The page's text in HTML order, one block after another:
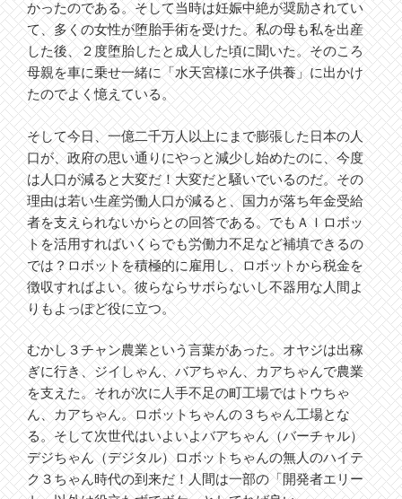
かったのである。そして当時は妊娠中絶が奨励されてい
て、多くの女性が堕胎手術を受けた。私の母も私を出産
した後、２度堕胎したと成人した頃に聞いた。そのころ
母親を車に乗せ一緒に「水天宮様に水子供養」に出かけ
たのでよく憶えている。
そして今日、一億二千万人以上にまで膨張した日本の人
口が、政府の思い通りにやっと減少し始めたのに、今度
は人口が減ると大変だ！大変だと騒いでいるのだ。その
理由は若い生産労働人口が減ると、国力が落ち年金受給
者を支えられないからとの回答である。でもＡＩロボッ
トを活用すればいくらでも労働力不足など補填できるの
では？ロボットを積極的に雇用し、ロボットから税金を
徴収すればよい。彼らならサボらないし不器用な人間よ
りもよっぽど役に立つ。
むかし３チャン農業という言葉があった。オヤジは出稼
ぎに行き、ジイしゃん、バアちゃん、カアちゃんで農業
を支えた。それが次に人手不足の町工場ではトウちゃ
ん、カアちゃん。ロボットちゃんの３ちゃん工場とな
る。そして次世代はいよいよバアちゃん（バーチャル）
デジちゃん（デジタル）ロボットちゃんの無人のハイテ
ク３ちゃん時代の到来だ！人間は一部の「開発者エリー